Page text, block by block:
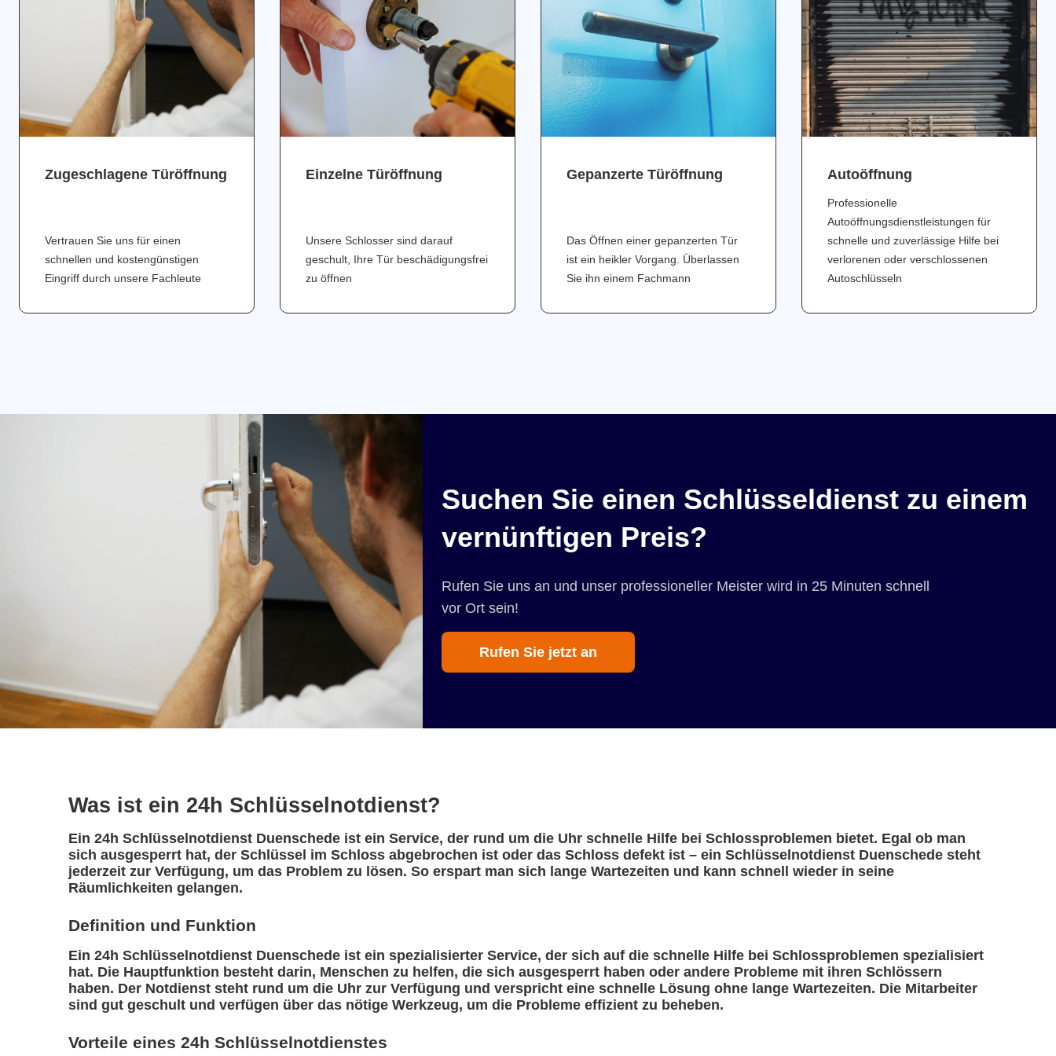
Zugeschlagene Türöffnung
Vertrauen Sie uns für einen
schnellen und kostengünstigen
Eingriff durch unsere Fachleute
Einzelne Türöffnung
Unsere Schlosser sind darauf
geschult, Ihre Tür beschädigungsfrei
zu öffnen
Gepanzerte Türöffnung
Das Öffnen einer gepanzerten Tür
ist ein heikler Vorgang. Überlassen
Sie ihn einem Fachmann
Аutoöffnung
Professionelle
Autoöffnungsdienstleistungen für
schnelle und zuverlässige Hilfe bei
verlorenen oder verschlossenen
Autoschlüsseln
Suchen Sie einen Schlüsseldienst zu einem
vernünftigen Preis?
Rufen Sie uns an und unser professioneller Meister wird in 25 Minuten schnell
vor Ort sein!
Rufen Sie jetzt an
Was ist ein 24h Schlüsselnotdienst?
Ein 24h Schlüsselnotdienst Duenschede ist ein Service, der rund um die Uhr schnelle Hilfe bei Schlossproblemen bietet. Egal ob man
sich ausgesperrt hat, der Schlüssel im Schloss abgebrochen ist oder das Schloss defekt ist – ein Schlüsselnotdienst Duenschede steht
jederzeit zur Verfügung, um das Problem zu lösen. So erspart man sich lange Wartezeiten und kann schnell wieder in seine
Räumlichkeiten gelangen.
Definition und Funktion
Ein 24h Schlüsselnotdienst Duenschede ist ein spezialisierter Service, der sich auf die schnelle Hilfe bei Schlossproblemen spezialisiert
hat. Die Hauptfunktion besteht darin, Menschen zu helfen, die sich ausgesperrt haben oder andere Probleme mit ihren Schlössern
haben. Der Notdienst steht rund um die Uhr zur Verfügung und verspricht eine schnelle Lösung ohne lange Wartezeiten. Die Mitarbeiter
sind gut geschult und verfügen über das nötige Werkzeug, um die Probleme effizient zu beheben.
Vorteile eines 24h Schlüsselnotdienstes